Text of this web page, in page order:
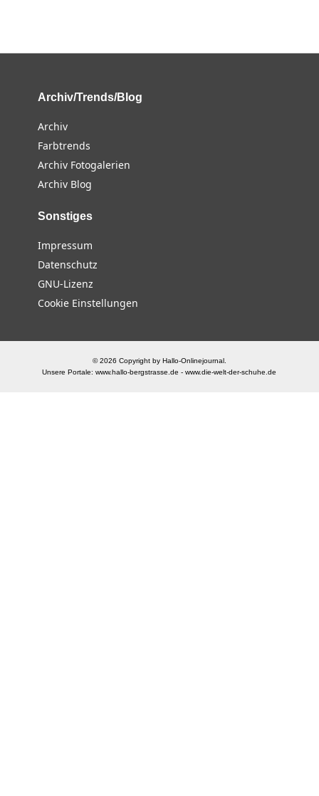
Archiv/Trends/Blog
Archiv
Farbtrends
Archiv Fotogalerien
Archiv Blog
Sonstiges
Impressum
Datenschutz
GNU-Lizenz
Cookie Einstellungen
© 2026 Copyright by Hallo-Onlinejournal.
Unsere Portale:www.hallo-bergstrasse.de -www.die-welt-der-schuhe.de